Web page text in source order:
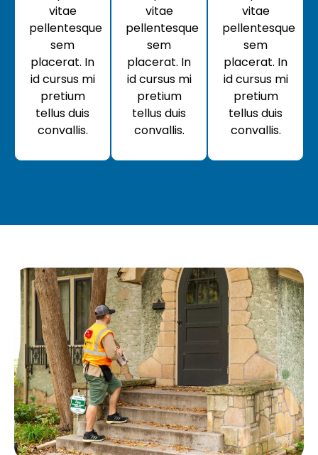
vitae
pellentesque
sem
placerat. In
id cursus mi
pretium
tellus duis
convallis.
vitae
pellentesque
sem
placerat. In
id cursus mi
pretium
tellus duis
convallis.
vitae
pellentesque
sem
placerat. In
id cursus mi
pretium
tellus duis
convallis.